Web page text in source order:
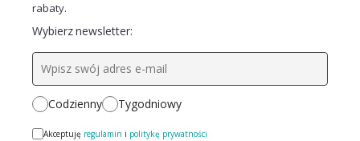
rabaty.
Wybierz newsletter:
Codzienny Tygodniowy
Akceptuję regulamin i politykę prywatności